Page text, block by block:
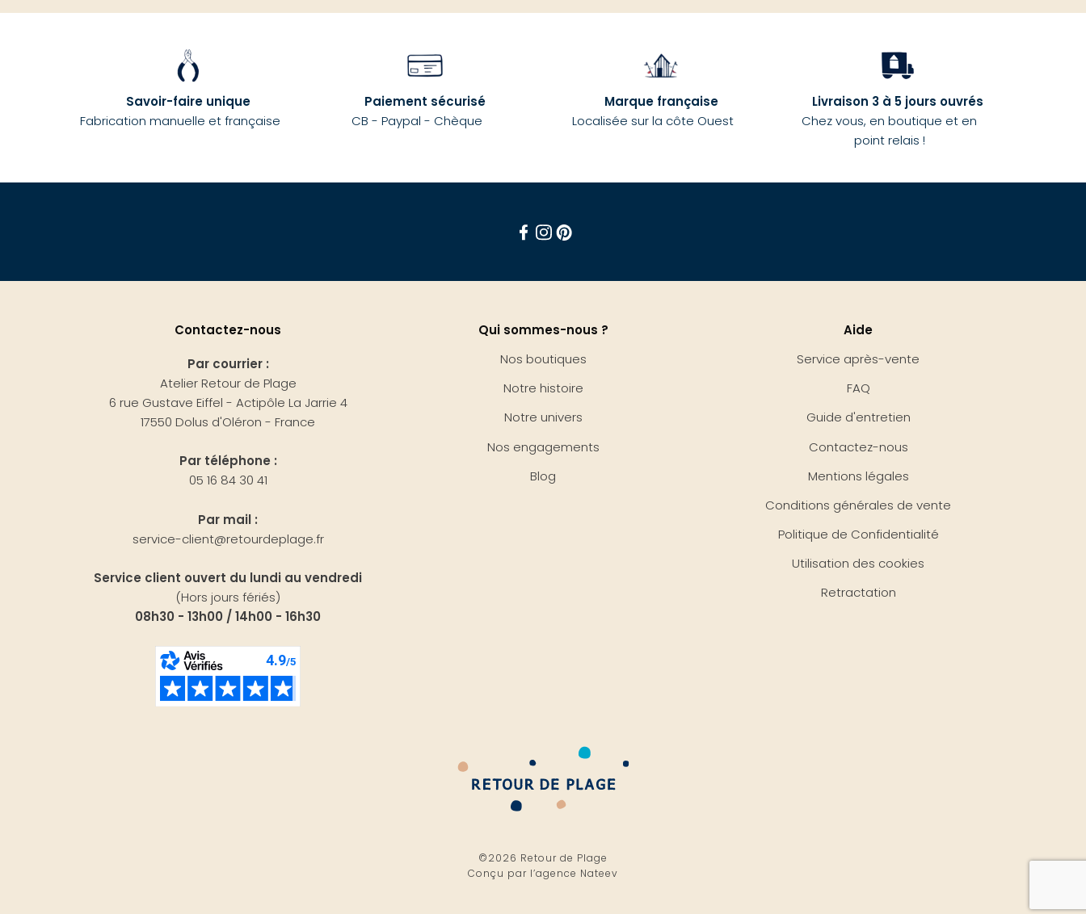
Savoir-faire unique
Fabrication manuelle et française
Paiement sécurisé
CB - Paypal - Chèque
Marque française
Localisée sur la côte Ouest
Livraison 3 à 5 jours ouvrés
Chez vous, en boutique et en
point relais !
Contactez-nous
Par courrier :
Atelier Retour de Plage
6 rue Gustave Eiffel - Actipôle La Jarrie 4
17550 Dolus d'Oléron - France
Par téléphone :
05 16 84 30 41
Par mail :
service-client@retourdeplage.fr
Service client ouvert du lundi au vendredi
(Hors jours fériés)
08h30 - 13h00 / 14h00 - 16h30
Qui sommes-nous ?
Nos boutiques
Notre histoire
Notre univers
Nos engagements
Blog
Aide
Service après-vente
FAQ
Guide d'entretien
Contactez-nous
Mentions légales
Conditions générales de vente
Politique de Confidentialité
Utilisation des cookies
Retractation
©2026 Retour de Plage
Conçu par l’agence Nateev